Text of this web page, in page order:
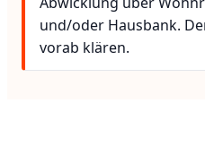
und/oder Hausbank.
vorab klären.